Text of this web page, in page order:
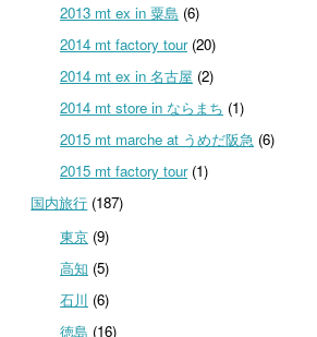
2013 mt ex in 粟島 (6)
2014 mt factory tour(20)
2014 mt ex in 名古屋 (2)
2014 mt store in ならまち (1)
2015 mt marche at うめだ阪急 (6)
2015 mt factory tour(1)
国内旅行 (187)
東京(9)
高知 (5)
石川 (6)
徳島 (16)